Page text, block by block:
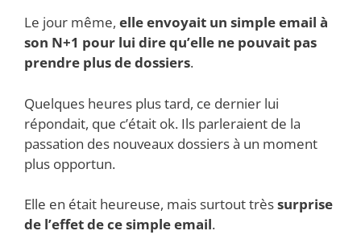
Le jour même, elle envoyait un simple email à
son N+1 pour lui dire qu’elle ne pouvait pas
prendre plus de dossiers.
Quelques heures plus tard, ce dernier lui
répondait, que c’était ok. Ils parleraient de la
passation des nouveaux dossiers à un moment
plus opportun.
Elle en était heureuse, mais surtout trèssurprise
de l’effet de ce simple email.